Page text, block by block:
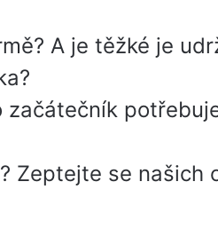
A je těžké je
začátečník
Zeptejte se našich